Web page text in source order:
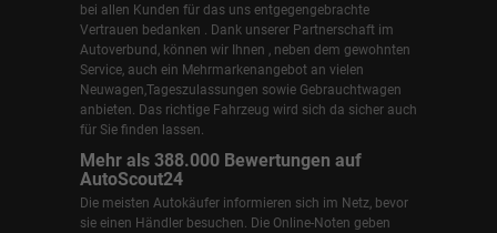
bei allen Kunden für das uns entgegengebrachte
Vertrauen bedanken . Dank unserer Partnerschaft im
Autoverbund, können wir Ihnen , neben dem gewohnten
Service, auch ein Mehrmarkenangebot an vielen
Neuwagen,Tageszulassungen sowie Gebrauchtwagen
anbieten. Das richtige Fahrzeug wird sich da sicher auch
für Sie finden lassen.
Mehr als 388.000 Bewertungen auf
AutoScout24
Die meisten Autokäufer informieren sich im Netz, bevor
sie einen Händler besuchen. Die Online-Noten geben